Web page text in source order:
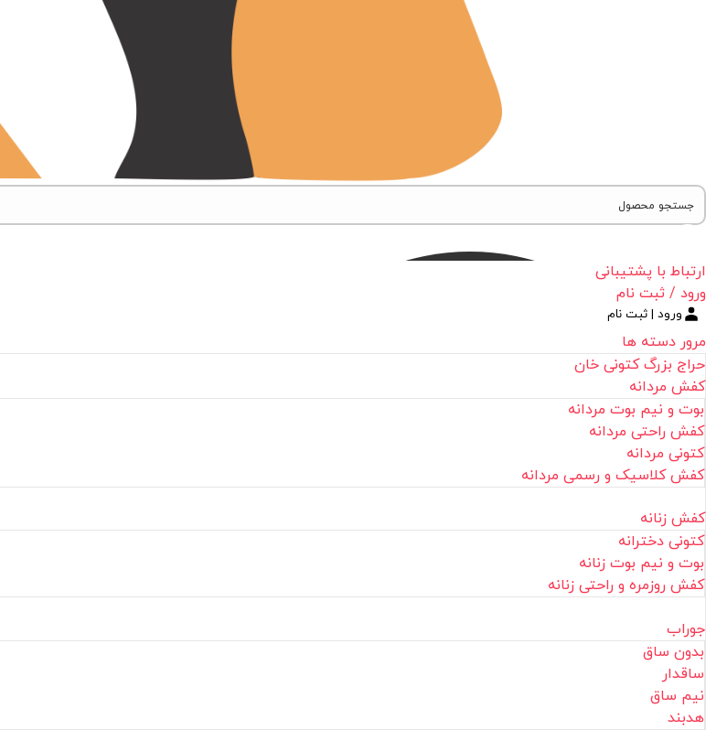
ارتباط با پشتیبانی
ورود / ثبت نام
ورود | ثبت نام
مرور دسته ها
حراج بزرگ کتونی خان
کفش مردانه
بوت و نیم بوت مردانه
کفش راحتی مردانه
کتونی مردانه
کفش کلاسیک و رسمی مردانه
کفش زنانه
کتونی دخترانه
بوت و نیم بوت زنانه
کفش روزمره و راحتی زنانه
جوراب
بدون ساق
ساقدار
نیم ساق
هدبند